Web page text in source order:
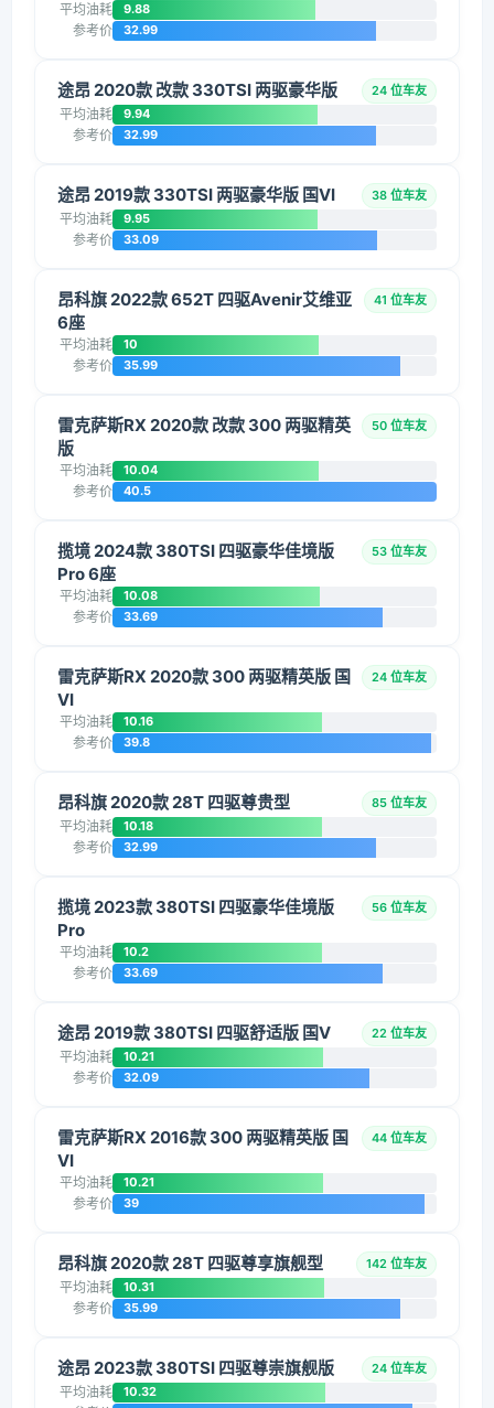
平均油耗 9.88
参考价 32.99
途昂 2020款 改款 330TSI 两驱豪华版 24 位车友
平均油耗 9.94
参考价 32.99
途昂 2019款 330TSI 两驱豪华版 国VI 38 位车友
平均油耗 9.95
参考价 33.09
昂科旗 2022款 652T 四驱Avenir艾维亚
6座
41 位车友
平均油耗 10
参考价 35.99
雷克萨斯RX 2020款 改款 300 两驱精英
版
50 位车友
平均油耗 10.04
参考价 40.5
揽境 2024款 380TSI 四驱豪华佳境版
Pro 6座
53 位车友
平均油耗 10.08
参考价 33.69
雷克萨斯RX 2020款 300 两驱精英版 国
VI
24 位车友
平均油耗 10.16
参考价 39.8
昂科旗 2020款 28T 四驱尊贵型 85 位车友
平均油耗 10.18
参考价 32.99
揽境 2023款 380TSI 四驱豪华佳境版
Pro
56 位车友
平均油耗 10.2
参考价 33.69
途昂 2019款 380TSI 四驱舒适版 国V 22 位车友
平均油耗 10.21
参考价 32.09
雷克萨斯RX 2016款 300 两驱精英版 国
VI
44 位车友
平均油耗 10.21
参考价 39
昂科旗 2020款 28T 四驱尊享旗舰型 142 位车友
平均油耗 10.31
参考价 35.99
途昂 2023款 380TSI 四驱尊崇旗舰版 24 位车友
平均油耗 10.32